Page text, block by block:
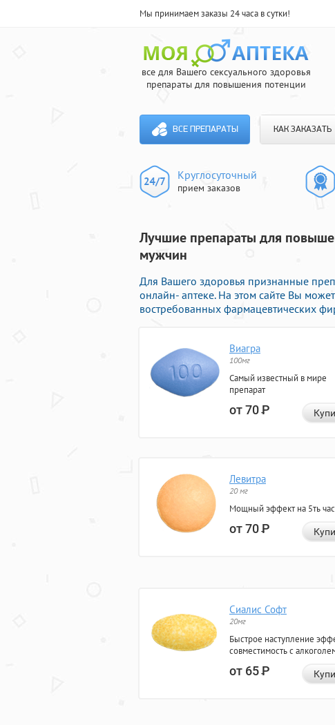
Мы принимаем заказы 24 часа в сутки!
все для Вашего сексуального здоровья
препараты для повышения потенции
ВСЕ ПРЕПАРАТЫ КАК ЗАКАЗАТЬ
Круглосуточный
прием заказов
Лучшие препараты для
мужчин
Для Вашего здоровья признанные
онлайн- аптеке. На этом сайте Вы
востребованных фармацевтических
Виагра
100мг
Самый известный в мире
препарат
от 70Р
Левитра
20 мг
Мощный эффект на 5ть
от 70Р
Сиалис Софт
20мг
Быстрое наступление
совместимость с
от 65Р